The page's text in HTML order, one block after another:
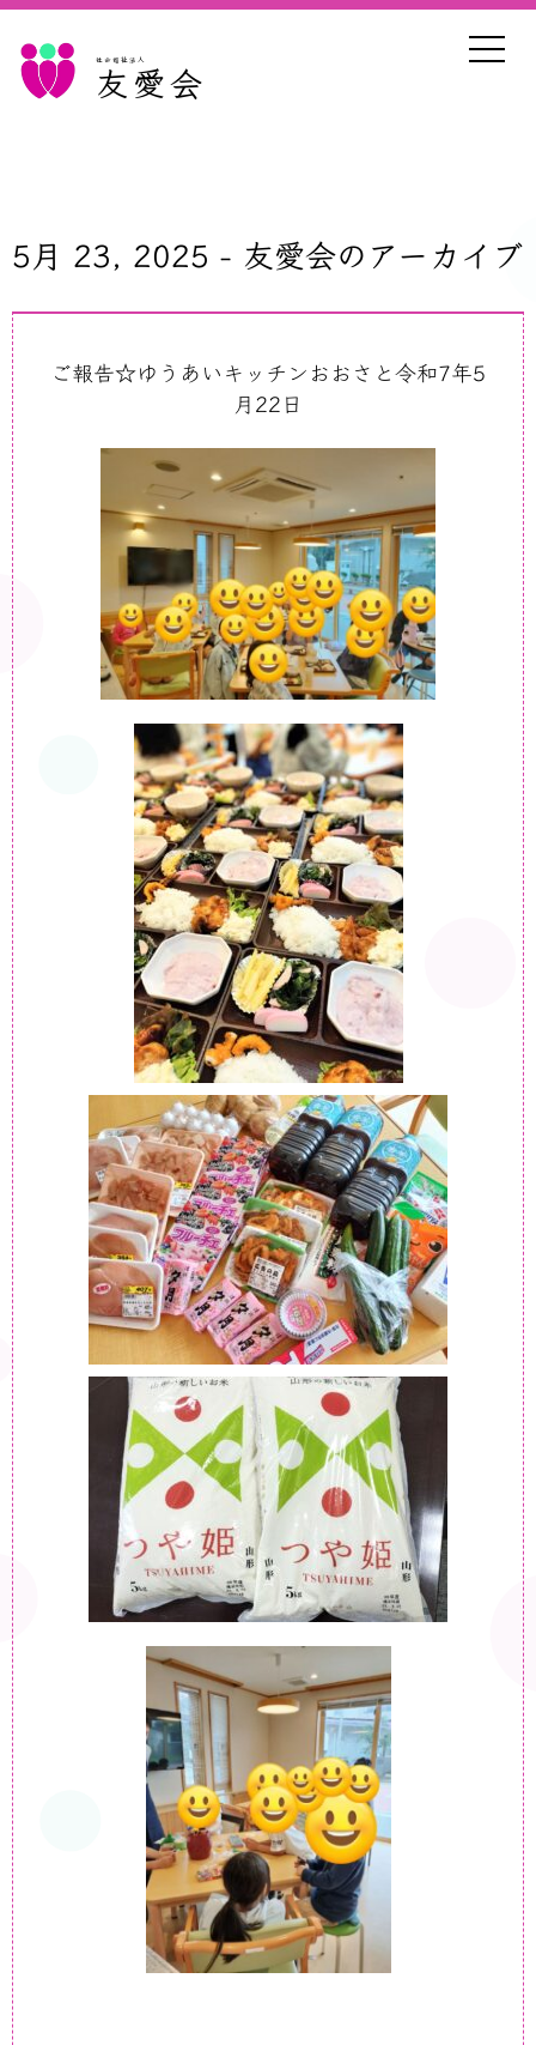
社会福祉法人
友愛会
5月 23, 2025 - 友愛会のアーカイブ
ご報告☆ゆうあいキッチンおおさと令和7年5
月22日